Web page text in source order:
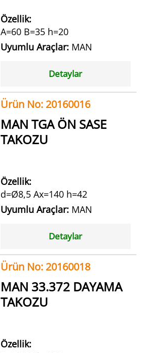
Özellik:
A=60 B=35 h=20
Uyumlu Araçlar: MAN
Detaylar
Ürün No: 20160016
MAN TGA ÖN SASE
TAKOZU
Özellik:
d=Ø8,5 Ax=140 h=42
Uyumlu Araçlar: MAN
Detaylar
Ürün No: 20160018
MAN 33.372 DAYAMA
TAKOZU
Özellik: